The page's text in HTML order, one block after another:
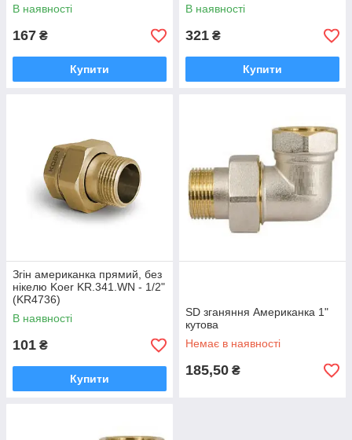
В наявності
167 ₴
Купити
В наявності
321 ₴
Купити
Згін американка прямий, без
нікелю Koer KR.341.WN - 1/2"
(KR4736)
В наявності
101 ₴
Купити
SD зганяння Американка 1"
кутова
Немає в наявності
185,50 ₴